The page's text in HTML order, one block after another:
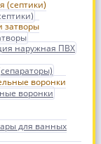
наружная ПВХ
воронки
для ванных